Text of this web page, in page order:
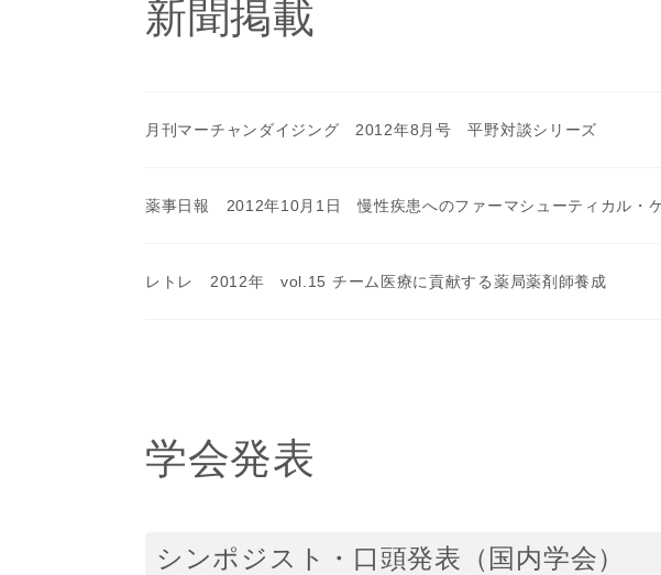
新聞掲載
月刊マーチャンダイジング 2012年8月号 平野対談シリーズ
薬事日報 2012年10月1日 慢性疾患へのファーマシューティカル・ケ
レトレ 2012年 vol.15 チーム医療に貢献する薬局薬剤師養成
学会発表
シンポジスト・口頭発表（国内学会）